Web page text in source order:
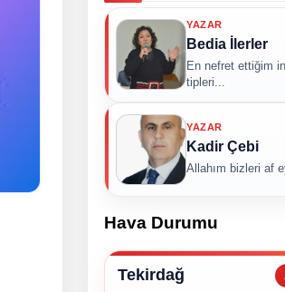
YAZAR
Bedia İlerler
En nefret ettiğim
tipleri...
YAZAR
Kadir Çebi
Allahım bizleri af
Hava Durumu
Tekirdağ